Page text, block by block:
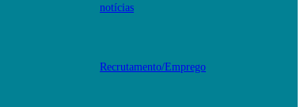
notícias
Recrutamento/Emprego